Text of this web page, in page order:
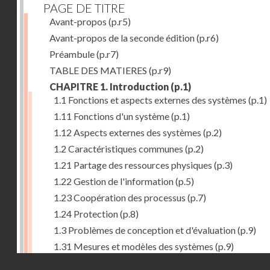
PAGE DE TITRE
Avant-propos (p.r5)
Avant-propos de la seconde édition(p.r6)
Préambule(p.r7)
TABLE DES MATIERES (p.r9)
CHAPITRE 1. Introduction (p.1)
1.1 Fonctions et aspects externes des systèmes (p.1)
1.11 Fonctions d'un système(p.1)
1.12 Aspects externes des systèmes (p.2)
1.2 Caractéristiques communes (p.2)
1.21 Partage des ressources physiques (p.3)
1.22 Gestion de l'information(p.5)
1.23 Coopération des processus (p.7)
1.24 Protection(p.8)
1.3 Problèmes de conception et d'évaluation(p.9)
1.31 Mesures et modèles des systèmes (p.9)